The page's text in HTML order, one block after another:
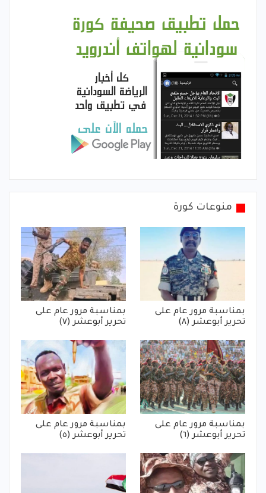
منوعات كورة
بمناسبة مرور عام على
تحرير أبوعشر (٨)
بمناسبة مرور عام على
تحرير أبوعشر (٧)
بمناسبة مرور عام على
تحرير أبوعشر (٦)
بمناسبة مرور عام على
تحرير أبوعشر (٥)